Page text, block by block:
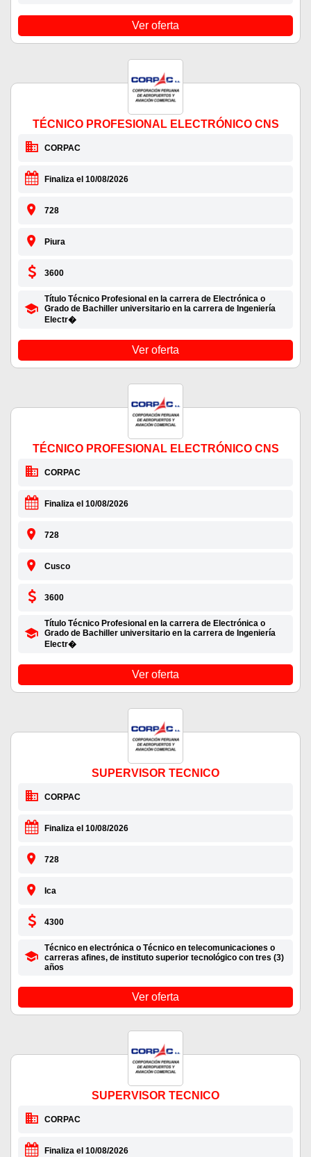
Ver oferta
TÉCNICO PROFESIONAL ELECTRÓNICO CNS
CORPAC
Finaliza el 10/08/2026
728
Piura
3600
Título Técnico Profesional en la carrera de Electrónica o
Grado de Bachiller universitario en la carrera de Ingeniería
Electr�
Ver oferta
TÉCNICO PROFESIONAL ELECTRÓNICO CNS
CORPAC
Finaliza el 10/08/2026
728
Cusco
3600
Título Técnico Profesional en la carrera de Electrónica o
Grado de Bachiller universitario en la carrera de Ingeniería
Electr�
Ver oferta
SUPERVISOR TECNICO
CORPAC
Finaliza el 10/08/2026
728
Ica
4300
Técnico en electrónica o Técnico en telecomunicaciones o
carreras afines, de instituto superior tecnológico con tres (3)
años
Ver oferta
SUPERVISOR TECNICO
CORPAC
Finaliza el 10/08/2026